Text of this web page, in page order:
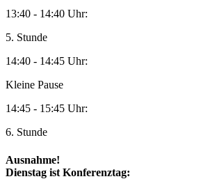
13:40 - 14:40 Uhr:
5. Stunde
14:40 - 14:45 Uhr:
Kleine Pause
14:45 - 15:45 Uhr:
6. Stunde
Ausnahme!
Dienstag ist Konferenztag: